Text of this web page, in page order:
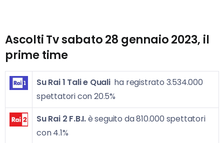
Ascolti Tv sabato 28 gennaio 2023, il
prime time
Su Rai 1 Tali e Quali ha registrato 3.534.000
spettatori con 20.5%
Su Rai 2 F.B.I.è seguito da 810.000 spettatori
con 4.1%